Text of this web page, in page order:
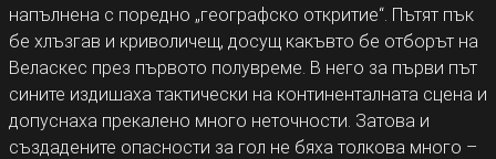
напълнена с поредно „географско откритие“. Пътят пък
бе хлъзгав и криволичещ, досущ какъвто бе отборът на
Веласкес през първото полувреме. В него за първи път
сините издишаха тактически на континенталната сцена и
допуснаха прекалено много неточности. Затова и
създадените опасности за гол не бяха толкова много –